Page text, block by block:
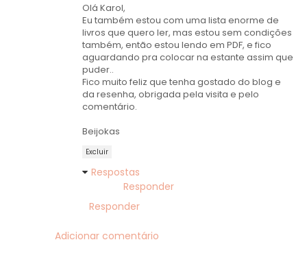
Olá Karol,
Eu também estou com uma lista enorme de
livros que quero ler, mas estou sem condições
também, então estou lendo em PDF, e fico
aguardando pra colocar na estante assim que
puder..
Fico muito feliz que tenha gostado do blog e
da resenha, obrigada pela visita e pelo
comentário.
Beijokas
Excluir
Respostas
Responder
Responder
Adicionar comentário